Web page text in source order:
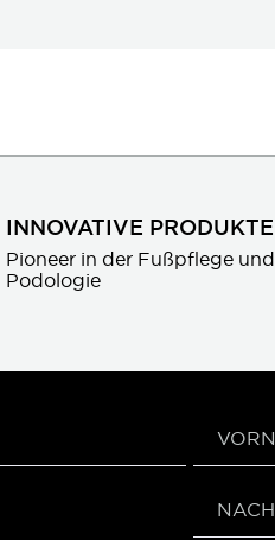
INNOVATIVE PRODUKTE
Pioneer in der Fußpflege und
Podologie